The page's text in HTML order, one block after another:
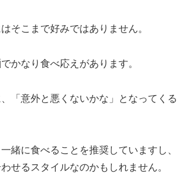
そこまで好みではありません。
かなり食べ応えがあります。
「意外と悪くないかな」となってくる
緒に食べることを推奨していますし、
せるスタイルなのかもしれません。